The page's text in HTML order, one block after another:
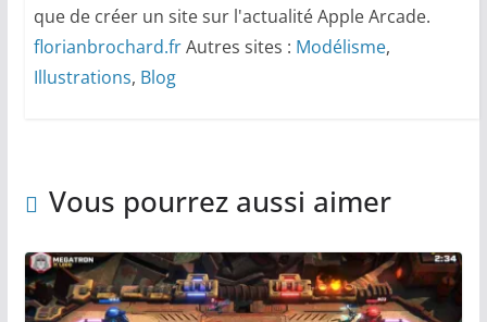
que de créer un site sur l'actualité Apple Arcade.
florianbrochard.frAutres sites : Modélisme,
Illustrations, Blog
Vous pourrez aussi aimer